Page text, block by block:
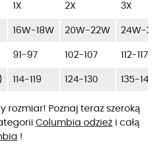
1X 2X 3X
16W-18W 20W-22W 24W-
91-97 102-107 112-117
114-119 124-130 135-140
rozmiar! Poznaj teraz szeroką
Columbia odzież i całą
!